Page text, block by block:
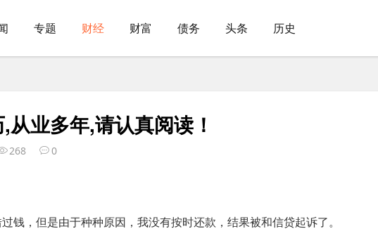
专题 财经 财富 债务 头条 历史
业多年,请认真阅读！
268 0
钱，但是由于种种原因，我没有按时还款，结果被和信贷起诉了。